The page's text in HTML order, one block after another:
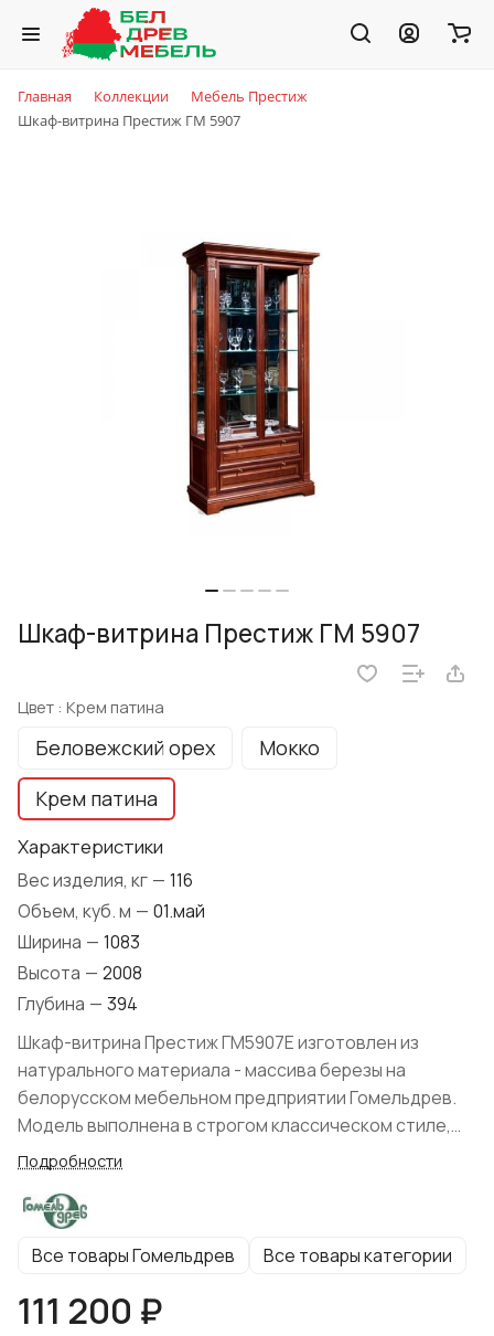
Главная Коллекции
Мебель Престиж
Шкаф-витрина Престиж ГМ 5907
Шкаф-витрина Престиж ГМ 5907
Цвет : Крем патина
Беловежский орех
Мокко
Крем патина
Характеристики
Вес изделия, кг — 116
Объем, куб. м — 01.май
Ширина — 1083
Высота — 2008
Глубина — 394
Шкаф-витрина Престиж ГМ5907Е изготовлен из
натурального материала - массива березы на
белорусском мебельном предприятии Гомельдрев.
Модель выполнена в строгом классическом стиле,
декорирована профильным карнизом, рамочными
Подробности
Все товары Гомельдрев Все товары категории
111 200 ₽